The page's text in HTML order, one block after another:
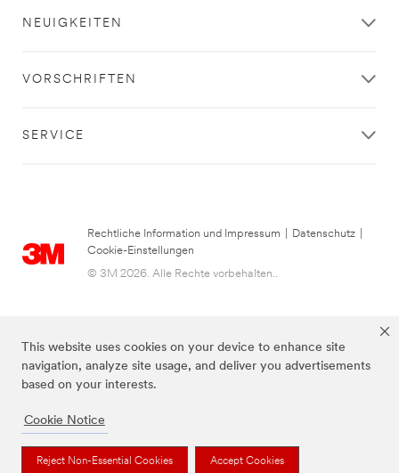
This website uses cookies on your device to enhance site
navigation, analyze site usage, and deliver you advertisements
based on your interests.
Cookie Notice
Reject Non-Essential Cookies Accept Cookies
Anwenden
Dank
Anfrage
Die
angeben,
Anfrage
per
oder
Telefon
zu
beantworten
NEUIGKEITEN
VORSCHRIFTEN
SERVICE
Rechtliche Information und Impressum Datenschutz
Cookie-Einstellungen
© 3M 2026. Alle Rechte vorbehalten..
Die auf dieser Seite genannten Marken sind Warenzeichen von 3M.